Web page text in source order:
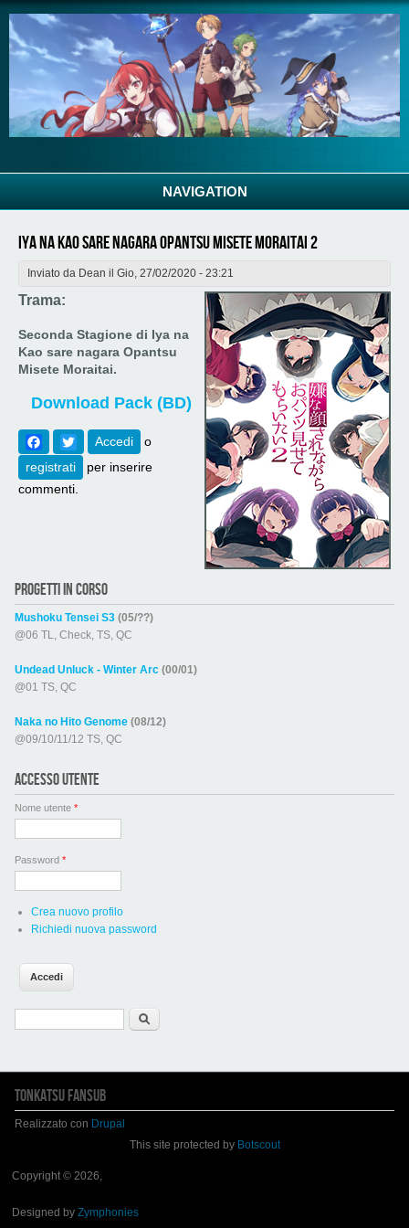
NAVIGATION
Iya na Kao Sare Nagara Opantsu Misete Moraitai 2
Inviato da Dean il Gio, 27/02/2020 - 23:21
Trama:
Seconda Stagione di Iya na
Kao sare nagara Opantsu
Misete Moraitai.
Download Pack (BD)
Facebook
Twitter
Accedi
o
registrati
per inserire
commenti.
PROGETTI IN CORSO
Mushoku Tensei S3(05/??)
@06 TL, Check, TS, QC
Undead Unluck - Winter Arc (00/01)
@01 TS, QC
Naka no Hito Genome (08/12)
@09/10/11/12 TS, QC
ACCESSO UTENTE
Nome utente *
Password *
Crea nuovo profilo
Richiedi nuova password
Form di ricerca
TONKATSU FANSUB
Realizzato con Drupal
This site protected by Botscout
Copyright © 2026,
Designed byZymphonies